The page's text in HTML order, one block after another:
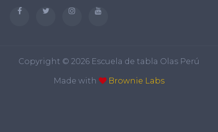
Copyright © 2026 Escuela de tabla Olas Perú
Made with Brownie Labs